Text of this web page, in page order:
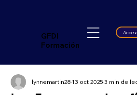
GFDI
Formación
lynnemartin2813 oct 20253 min de